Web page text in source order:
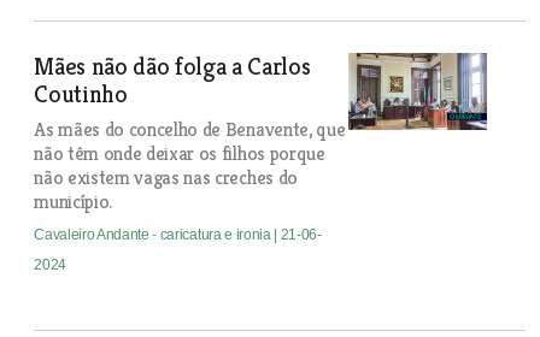
Mães não dão folga a Carlos
Coutinho
As mães do concelho de Benavente, que
não têm onde deixar os filhos porque
não existem vagas nas creches do
município.
Cavaleiro Andante - caricatura e ironia | 21-06-
2024